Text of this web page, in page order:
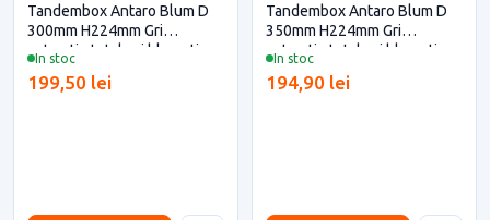
In stoc
Tandembox Antaro Blum D
300mm H224mm Gri
extractie totala si blumotion
eficiente
199,50 lei
In stoc
Tandembox Antaro Blum D
350mm H224mm Gri
extractie totala si blumotion
eficiente
194,90 lei